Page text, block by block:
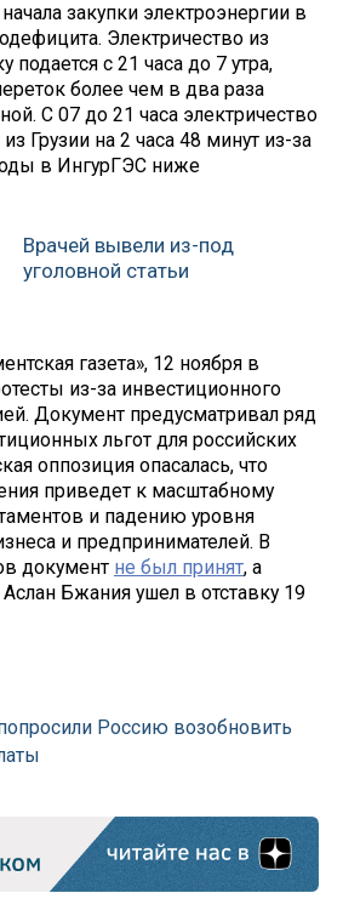
закупки электроэнергии в
Электричество из
подается с 21 часа до 7 утра,
более чем в два раза
С 07 до 21 часа электричество
Грузии на 2 часа 48 минут из-за
в ИнгурГЭС ниже
Врачей вывели из-под
уголовной статьи
газета», 12 ноября в
из-за инвестиционного
Документ предусматривал ряд
льгот для российских
оппозиция опасалась, что
приведет к масштабному
и падению уровня
и предпринимателей. В
документ не был принят, а
Бжания ушел в отставку 19
Россию возобновить